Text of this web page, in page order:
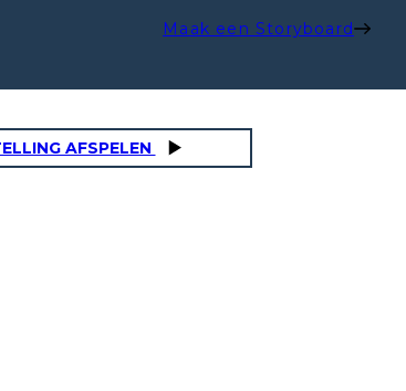
Maak een Storyboard
AFSPELEN